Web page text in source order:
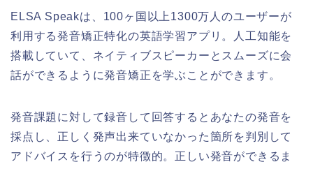
ELSA Speakは、100ヶ国以上1300万人のユーザーが
利用する発音矯正特化の英語学習アプリ。人工知能を
搭載していて、ネイティブスピーカーとスムーズに会
話ができるように発音矯正を学ぶことができます。
発音課題に対して録音して回答するとあなたの発音を
採点し、正しく発声出来ていなかった箇所を判別して
アドバイスを行うのが特徴的。正しい発音ができるま